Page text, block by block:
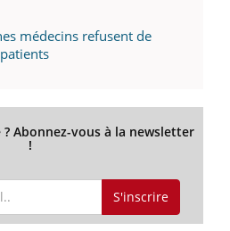
médecins refusent de
Abonnez-vous à la newsletter
!
S'inscrire